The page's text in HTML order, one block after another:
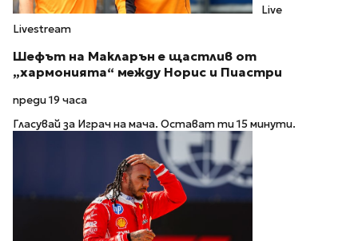
Live
Livestream
Шефът на Макларън е щастлив от
„хармонията“ между Норис и Пиастри
преди 19 часа
Гласувай за Играч на мача. Остават ти 15 минути.